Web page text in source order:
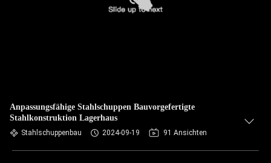
Anpassungsfähige Stahlschuppen Bauvorgefertigte
Stahlkonstruktion Lagerhaus
Stahlschuppenbau 2024-09-19 91 Ansichten